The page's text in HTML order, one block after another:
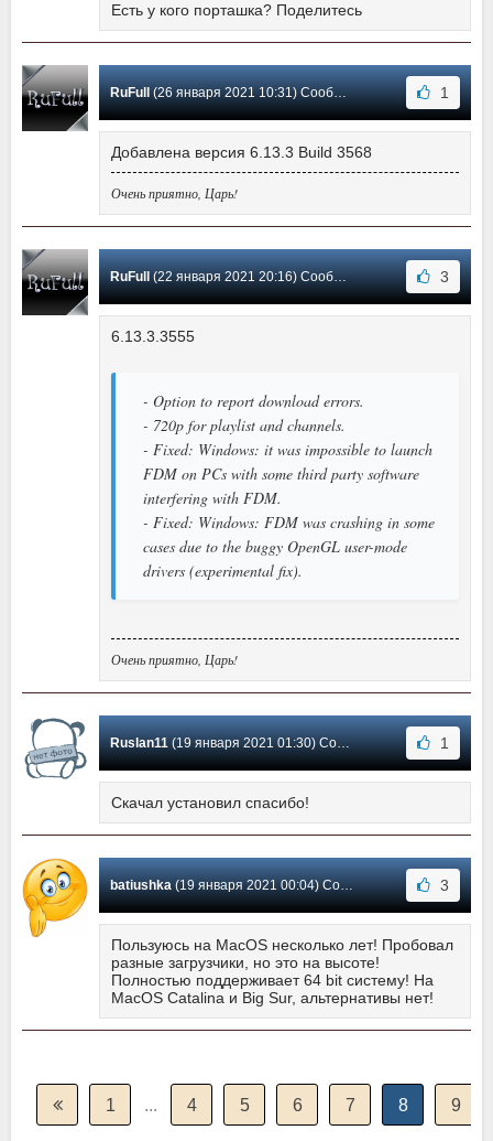
Есть у кого порташка? Поделитесь
RuFull (26 января 2021 10:31) Сообщение #521 1
Добавлена версия 6.13.3 Build 3568
Очень приятно, Царь!
RuFull (22 января 2021 20:16) Сообщение #520 3
6.13.3.3555
- Option to report download errors.
- 720p for playlist and channels.
- Fixed: Windows: it was impossible to launch
FDM on PCs with some third party software
interfering with FDM.
- Fixed: Windows: FDM was crashing in some
cases due to the buggy OpenGL user-mode
drivers (experimental fix).
Очень приятно, Царь!
Ruslаn11(19 января 2021 01:30) Сообщение #519 1
Скачал установил спасибо!
batiushka(19 января 2021 00:04) Сообщение #518 3
Пользуюсь на MacOS несколько лет! Пробовал
разные загрузчики, но это на высоте!
Полностью поддерживает 64 bit систему! На
MacOS Catalina и Big Sur, альтернативы нет!
1 ... 4 5 6 7 8 9